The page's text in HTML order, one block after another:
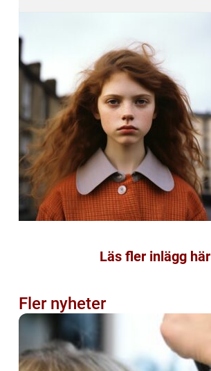
Läs fler inlägg här
Fler nyheter